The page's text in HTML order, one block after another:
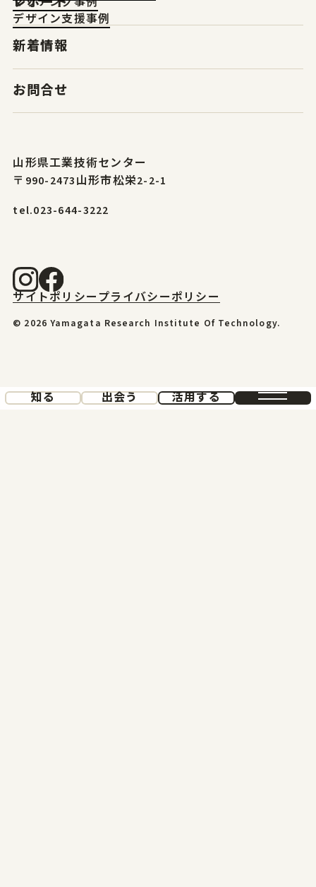
知る 出会う 活用する
デザイン支援事例
新着情報
お問合せ
山形県工業技術センター
〒990-2473山形市松栄2-2-1
tel.023-644-3222
サイトポリシープライバシーポリシー
© 2026 Yamagata Research Institute Of Technology.